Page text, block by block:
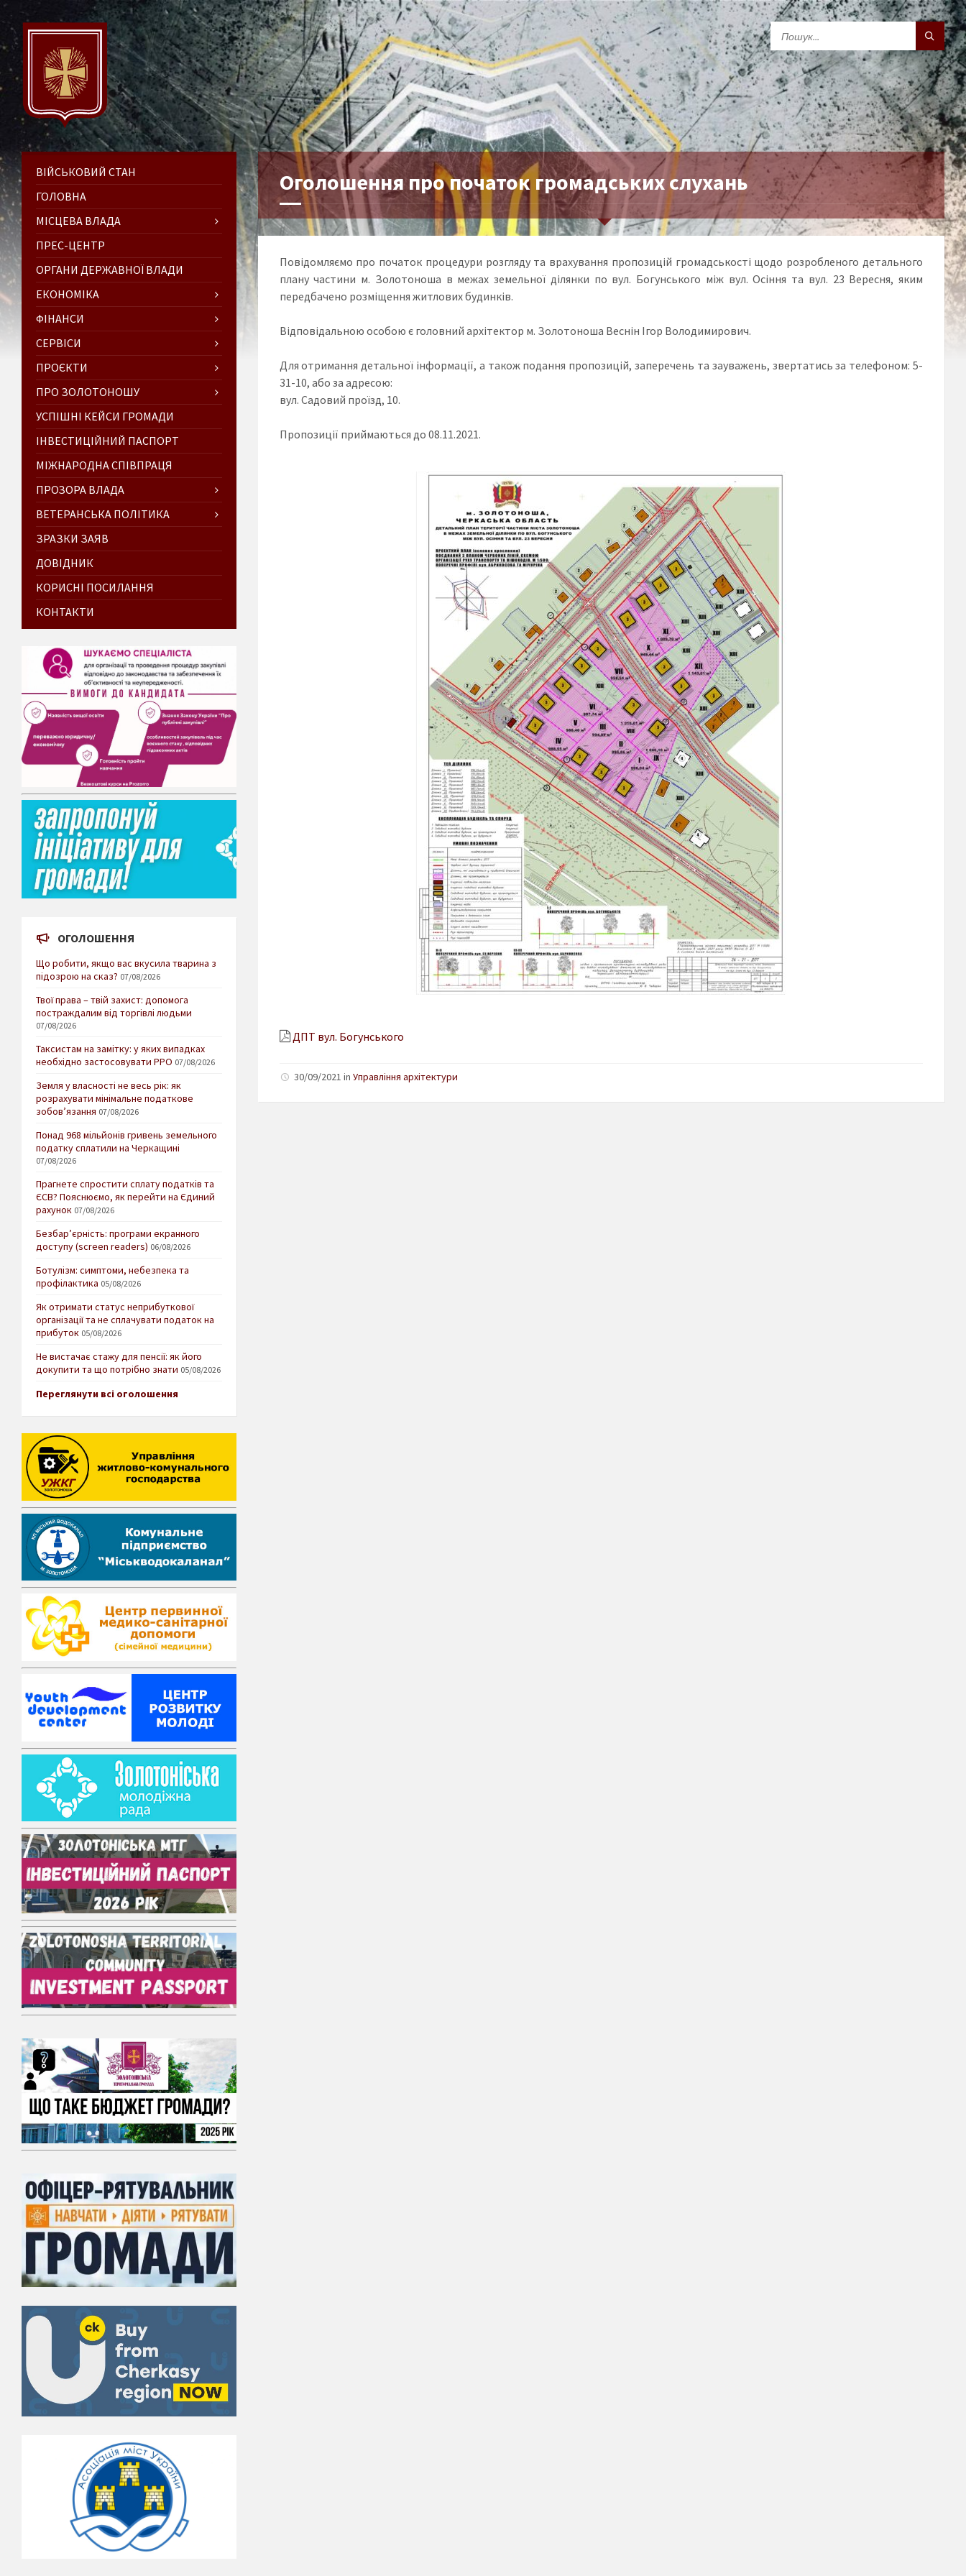
Оголошення про початок громадських слухань
Повідомляємо про початок процедури розгляду та врахування пропозицій громадськості щодо розробленого детального
плану частини м. Золотоноша в межах земельної ділянки по вул. Богунського між вул. Осіння та вул. 23 Вересня, яким
передбачено розміщення житлових будинків.
Відповідальною особою є головний архітектор м. Золотоноша Веснін Ігор Володимирович.
Для отримання детальної інформації, а також подання пропозицій, заперечень та зауважень, звертатись за телефоном: 5-
31-10, або за адресою:
вул. Садовий проїзд, 10.
Пропозиції приймаються до 08.11.2021.
ДПТ вул. Богунського
30/09/2021 in Управління архітектури
ВІЙСЬКОВИЙ СТАН
ГОЛОВНА
МІСЦЕВА ВЛАДА
ПРЕС-ЦЕНТР
ОРГАНИ ДЕРЖАВНОЇ ВЛАДИ
ЕКОНОМІКА
ФІНАНСИ
СЕРВІСИ
ПРОЄКТИ
ПРО ЗОЛОТОНОШУ
УСПІШНІ КЕЙСИ ГРОМАДИ
ІНВЕСТИЦІЙНИЙ ПАСПОРТ
МІЖНАРОДНА СПІВПРАЦЯ
ПРОЗОРА ВЛАДА
ВЕТЕРАНСЬКА ПОЛІТИКА
ЗРАЗКИ ЗАЯВ
ДОВІДНИК
КОРИСНІ ПОСИЛАННЯ
КОНТАКТИ
ОГОЛОШЕННЯ
Що робити, якщо вас вкусила тварина з
підозрою на сказ? 07/08/2026
Твої права – твій захист: допомога
постраждалим від торгівлі людьми
07/08/2026
Таксистам на замітку: у яких випадках
необхідно застосовувати РРО 07/08/2026
Земля у власності не весь рік: як
розрахувати мінімальне податкове
зобов’язання 07/08/2026
Понад 968 мільйонів гривень земельного
податку сплатили на Черкащині
07/08/2026
Прагнете спростити сплату податків та
ЄСВ? Пояснюємо, як перейти на Єдиний
рахунок 07/08/2026
Безбар’єрність: програми екранного
доступу (screen readers) 06/08/2026
Ботулізм: симптоми, небезпека та
профілактика 05/08/2026
Як отримати статус неприбуткової
організації та не сплачувати податок на
прибуток 05/08/2026
Не вистачає стажу для пенсії: як його
докупити та що потрібно знати 05/08/2026
Переглянути всі оголошення